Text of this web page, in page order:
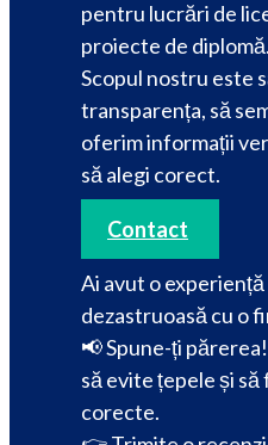
pentru lucrări de
proiecte de diplomă.
Scopul nostru este
transparența, să
oferim informații
să alegi corect.
Contact
Ai avut o experiență
dezastruoasă cu o
📢 Spune-ți
să evite țepele și să
corecte.